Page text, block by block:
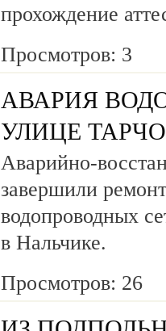
прохождение
Просмотров: 3
АВАРИЯ
УЛИЦЕ
Аварийно-
завершили
водопроводных
в Нальчике.
Просмотров: 26